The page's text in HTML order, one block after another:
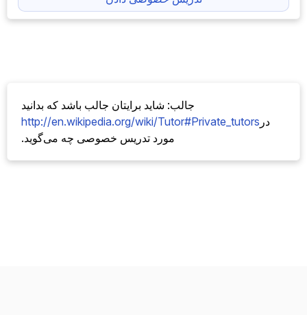
جالب: شاید برایتان جالب باشد که بدانید
http://en.wikipedia.org/wiki/Tutor#Private_tutors در
مورد تدریس خصوصی چه می‌گوید.